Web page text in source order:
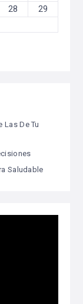
28
29
Las De Tu
Saludable